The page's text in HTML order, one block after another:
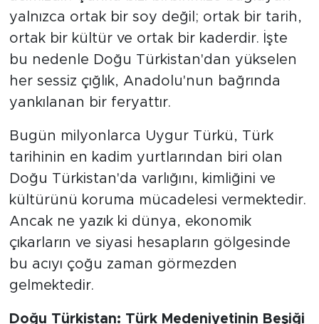
yalnızca ortak bir soy değil; ortak bir tarih,
ortak bir kültür ve ortak bir kaderdir. İşte
bu nedenle Doğu Türkistan'dan yükselen
her sessiz çığlık, Anadolu'nun bağrında
yankılanan bir feryattır.
Bugün milyonlarca Uygur Türkü, Türk
tarihinin en kadim yurtlarından biri olan
Doğu Türkistan'da varlığını, kimliğini ve
kültürünü koruma mücadelesi vermektedir.
Ancak ne yazık ki dünya, ekonomik
çıkarların ve siyasi hesapların gölgesinde
bu acıyı çoğu zaman görmezden
gelmektedir.
Doğu Türkistan: Türk Medeniyetinin Beşiği